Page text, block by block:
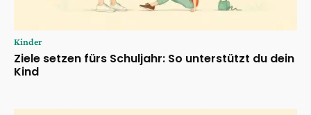
Kinder
Ziele setzen fürs Schuljahr: So unterstützt du dein
Kind